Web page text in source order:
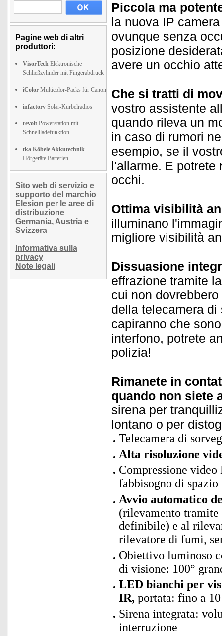
Pagine web di altri
produttori:
VisorTech Elektronische
Schließzylinder mit Fingerabdruck
iColor Multicolor-Packs für Canon
infactory Solar-Kurbelradios
revolt Powerstation mit
Schnellladefunktion
tka Köbele Akkutechnik
Hörgeräte Batterien
Sito web di servizio e
supporto del marchio
Elesion per le aree di
distribuzione
Germania, Austria e
Svizzera
Informativa sulla
privacy
Note legali
Piccola ma
la nuova IP
ovunque senza
posizione
avere un occhio
Che si tratti di
vostro assistente
quando rileva un
in caso di rumori
esempio, se il
l'allarme. E potrete
occhi.
Ottima visibilità
illuminano
migliore visibilità
Dissuasione
effrazione tramite
cui non
della telecamera
capiranno che
interfono, potrete
polizia!
Rimanete in
quando non siete
sirena per
lontano o per
Telecamera di
Alta risoluzione
Compressione
fabbisogno di spazio
Avvio automatico
(rilevamento tramite
definibile) e al
rilevatore di fumi,
Obiettivo luminoso
di visione: 100°
LED bianchi per
IR, portata: fino a
Sirena integrata:
interruzione